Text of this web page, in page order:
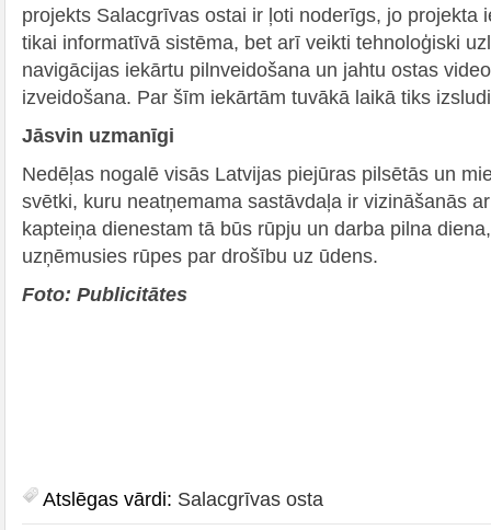
projekts Salacgrīvas ostai ir ļoti noderīgs, jo projekta
tikai informatīvā sistēma, bet arī veikti tehnoloģiski
navigācijas iekārtu pilnveidošana un jahtu ostas
izveidošana. Par šīm iekārtām tuvākā laikā tiks
Jāsvin uzmanīgi
Nedēļas nogalē visās Latvijas piejūras pilsētās un
svētki, kuru neatņemama sastāvdaļa ir vizināšanās
kapteiņa dienestam tā būs rūpju un darba pilna
uzņēmusies rūpes par drošību uz ūdens.
Foto: Publicitātes
Atslēgas vārdi: Salacgrīvas osta